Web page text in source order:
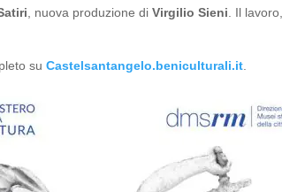
, nuova produzione diVirgilio Sieni . Il
suCastelsantangelo.beniculturali.it